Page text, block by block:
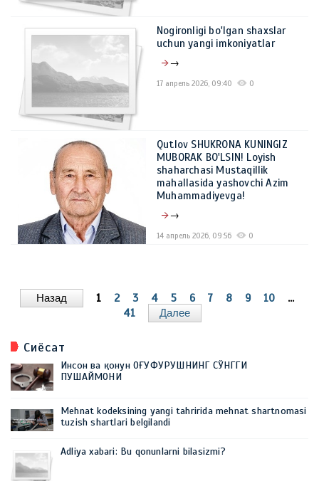
Nogironligi bo'lgan shaxslar
uchun yangi imkoniyatlar
→
17 апрель 2026, 09:40 0
Qutlov SHUKRONA KUNINGIZ
MUBORAK BO'LSIN! Loyish
shaharchasi Mustaqillik
mahallasida yashovchi Azim
Muhammadiyevga!
→
14 апрель 2026, 09:56 0
Назад 1 2 3 4 5 6 7 8 9 10
...
41
Далее
Сиёсат
Инсон ва қонун ОҒУФУРУШНИНГ СЎНГГИ
ПУШАЙМОНИ
Mehnat kodeksining yangi tahririda mehnat shartnomasi
tuzish shartlari belgilandi
Adliya xabari: Bu qonunlarni bilasizmi?